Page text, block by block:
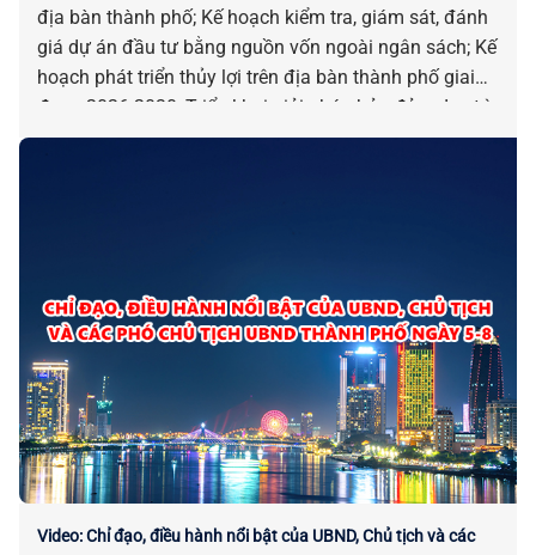
địa bàn thành phố; Kế hoạch kiểm tra, giám sát, đánh
giá dự án đầu tư bằng nguồn vốn ngoài ngân sách; Kế
hoạch phát triển thủy lợi trên địa bàn thành phố giai
đoạn 2026-2030; Triển khai giải pháp bảo đảm duy trì
kết nối giao thông giữa đất liền và xã Tân Hiệp; Phê
và các Phó Chủ tịch UBND thành phố ngày 03-8.
Video: Chỉ đạo, điều hành nổi bật của UBND, Chủ tịch và các